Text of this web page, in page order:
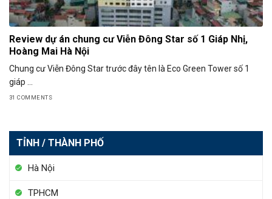
TỈNH / THÀNH PHỐ
Hà Nội
TPHCM
Review dự án chung cư Viễn Đông Star số 1 Giáp Nhị,
Hoàng Mai Hà Nội
Chung cư Viễn Đông Star trước đây tên là Eco Green Tower số 1
giáp ...
31 COMMENTS